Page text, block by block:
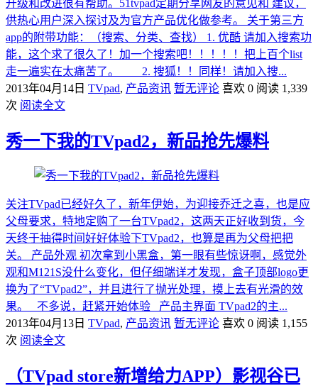
升级和改进很有帮助。51tvpad定期分享网友的意见和 建议，
供热心用户深入探讨及为官方产品优化做参考。 关于第三方
app的附带功能：（搜索、分类、查找） 1. 优酷 请加入搜索功
能，这个求了很久了！加一个搜索吧！！！！！把上百个list
走一遍实在太痛苦了。 2. 搜狐！！同样！请加入搜...
2013年04月14日 TVpad, 产品资讯 暂无评论 喜欢 0 阅读 1,339
次 阅读全文
秀一下我的TVpad2，新品抢先爆料
关注TVpad已经好久了，新年伊始，为迎接乔迁之喜，也是应
父母要求，特地定购了一台TVpad2，这两天正好收到货，今
天终于抽得时间好好体验下TVpad2，也算是再为父母把把
关。 产品外观 初次拿到小黑盒，第一眼有些惊讶啊，感觉外
观和M121S没什么变化，但仔细端详才发现，盒子顶部logo更
换为了“TVpad2”，并且进行了抛光处理，摸上去有光滑的效
果。 不多说，赶紧开始体验 产品主界面 TVpad2的主...
2013年04月13日 TVpad, 产品资讯 暂无评论 喜欢 0 阅读 1,155
次 阅读全文
（TVpad store新增给力APP）影视谷已